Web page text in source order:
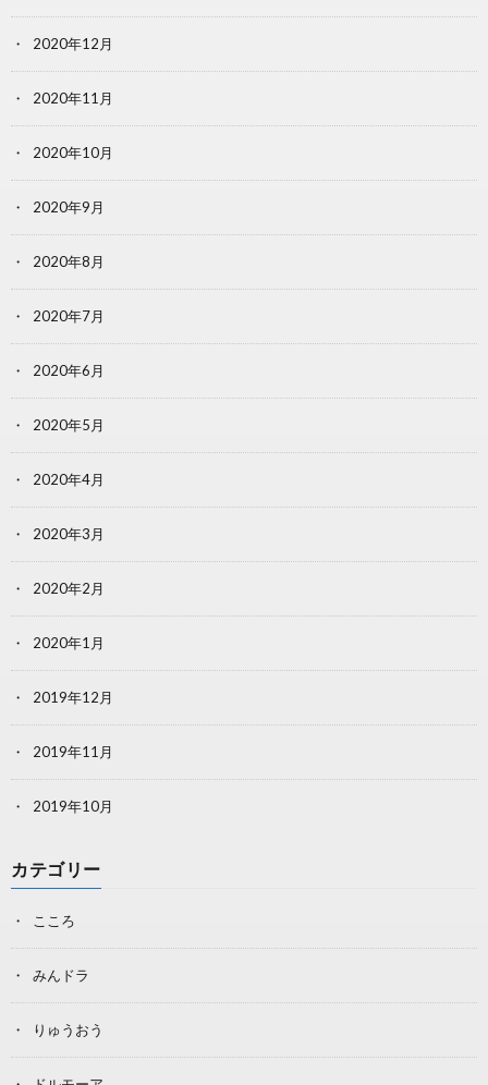
2020年12月
2020年11月
2020年10月
2020年9月
2020年8月
2020年7月
2020年6月
2020年5月
2020年4月
2020年3月
2020年2月
2020年1月
2019年12月
2019年11月
2019年10月
カテゴリー
こころ
みんドラ
りゅうおう